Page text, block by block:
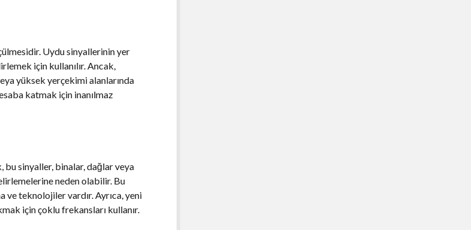
Uydu sinyallerinin yer
için kullanılır. Ancak,
yüksek yerçekimi alanlarında
katmak için inanılmaz
bu sinyaller, binalar, dağlar veya
neden olabilir. Bu
teknolojiler vardır. Ayrıca, yeni
için çoklu frekansları kullanır.